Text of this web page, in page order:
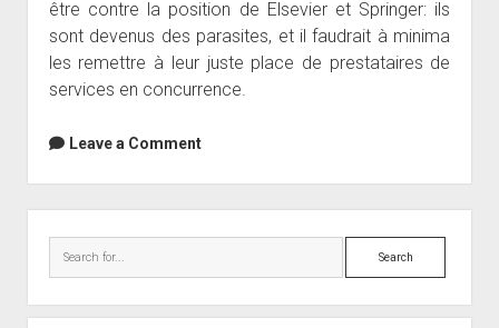
être contre la position de Elsevier et Springer: ils
sont devenus des parasites, et il faudrait à minima
les remettre à leur juste place de prestataires de
services en concurrence.
Leave a Comment
Search